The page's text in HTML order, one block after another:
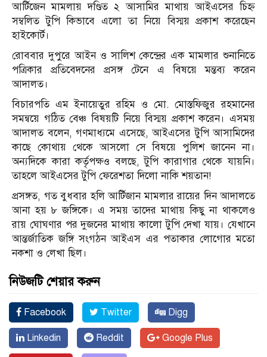
আর্টিজেন মামলায় দণ্ডিত ২ আসামির মাথায় আইএসের চিহ্ন
সম্বলিত টুপি কিভাবে এলো তা নিয়ে বিস্ময় প্রকাশ করেছেন
হাইকোর্ট।
রোববার দুপুরে আইন ও সালিশ কেন্দ্রের এক মামলার শুনানিতে
পত্রিকার প্রতিবেদনের প্রসঙ্গ টেনে এ বিষয়ে মন্তব্য করেন
আদালত।
বিচারপতি এম ইনায়েতুর রহিম ও মো. মোস্তফিজুর রহমানের
সমন্বয়ে গঠিত বেঞ্চ বিষয়টি নিয়ে বিস্ময় প্রকাশ করেন। এসময়
আদালত বলেন, গণমাধ্যমে এসেছে, আইএসের টুপি আসামিদের
কাছে কোথায় থেকে আসলো সে বিষয়ে পুলিশ জানেন না।
অন্যদিকে কারা কর্তৃপক্ষও বলছে, টুপি কারাগার থেকে যায়নি।
তাহলে আইএসের টুপি ফেরেশতা দিলো নাকি শয়তান!
প্রসঙ্গত, গত বুধবার হলি আর্টিজান মামলার রায়ের দিন আদালতে
আনা হয় ৮ জঙ্গিকে। এ সময় তাদের মাথায় কিছু না থাকলেও
রায় ঘোঘণার পর দুজনের মাথায় কালো টুপি দেখা যায়। যেখানে
আন্তর্জাতিক জঙ্গি সংগঠন আইএস এর পতাকার লোগোর মতো
নকশা ও লেখা ছিল।
নিউজটি শেয়ার করুন
Facebook Twitter Digg
Linkedin Reddit Google Plus